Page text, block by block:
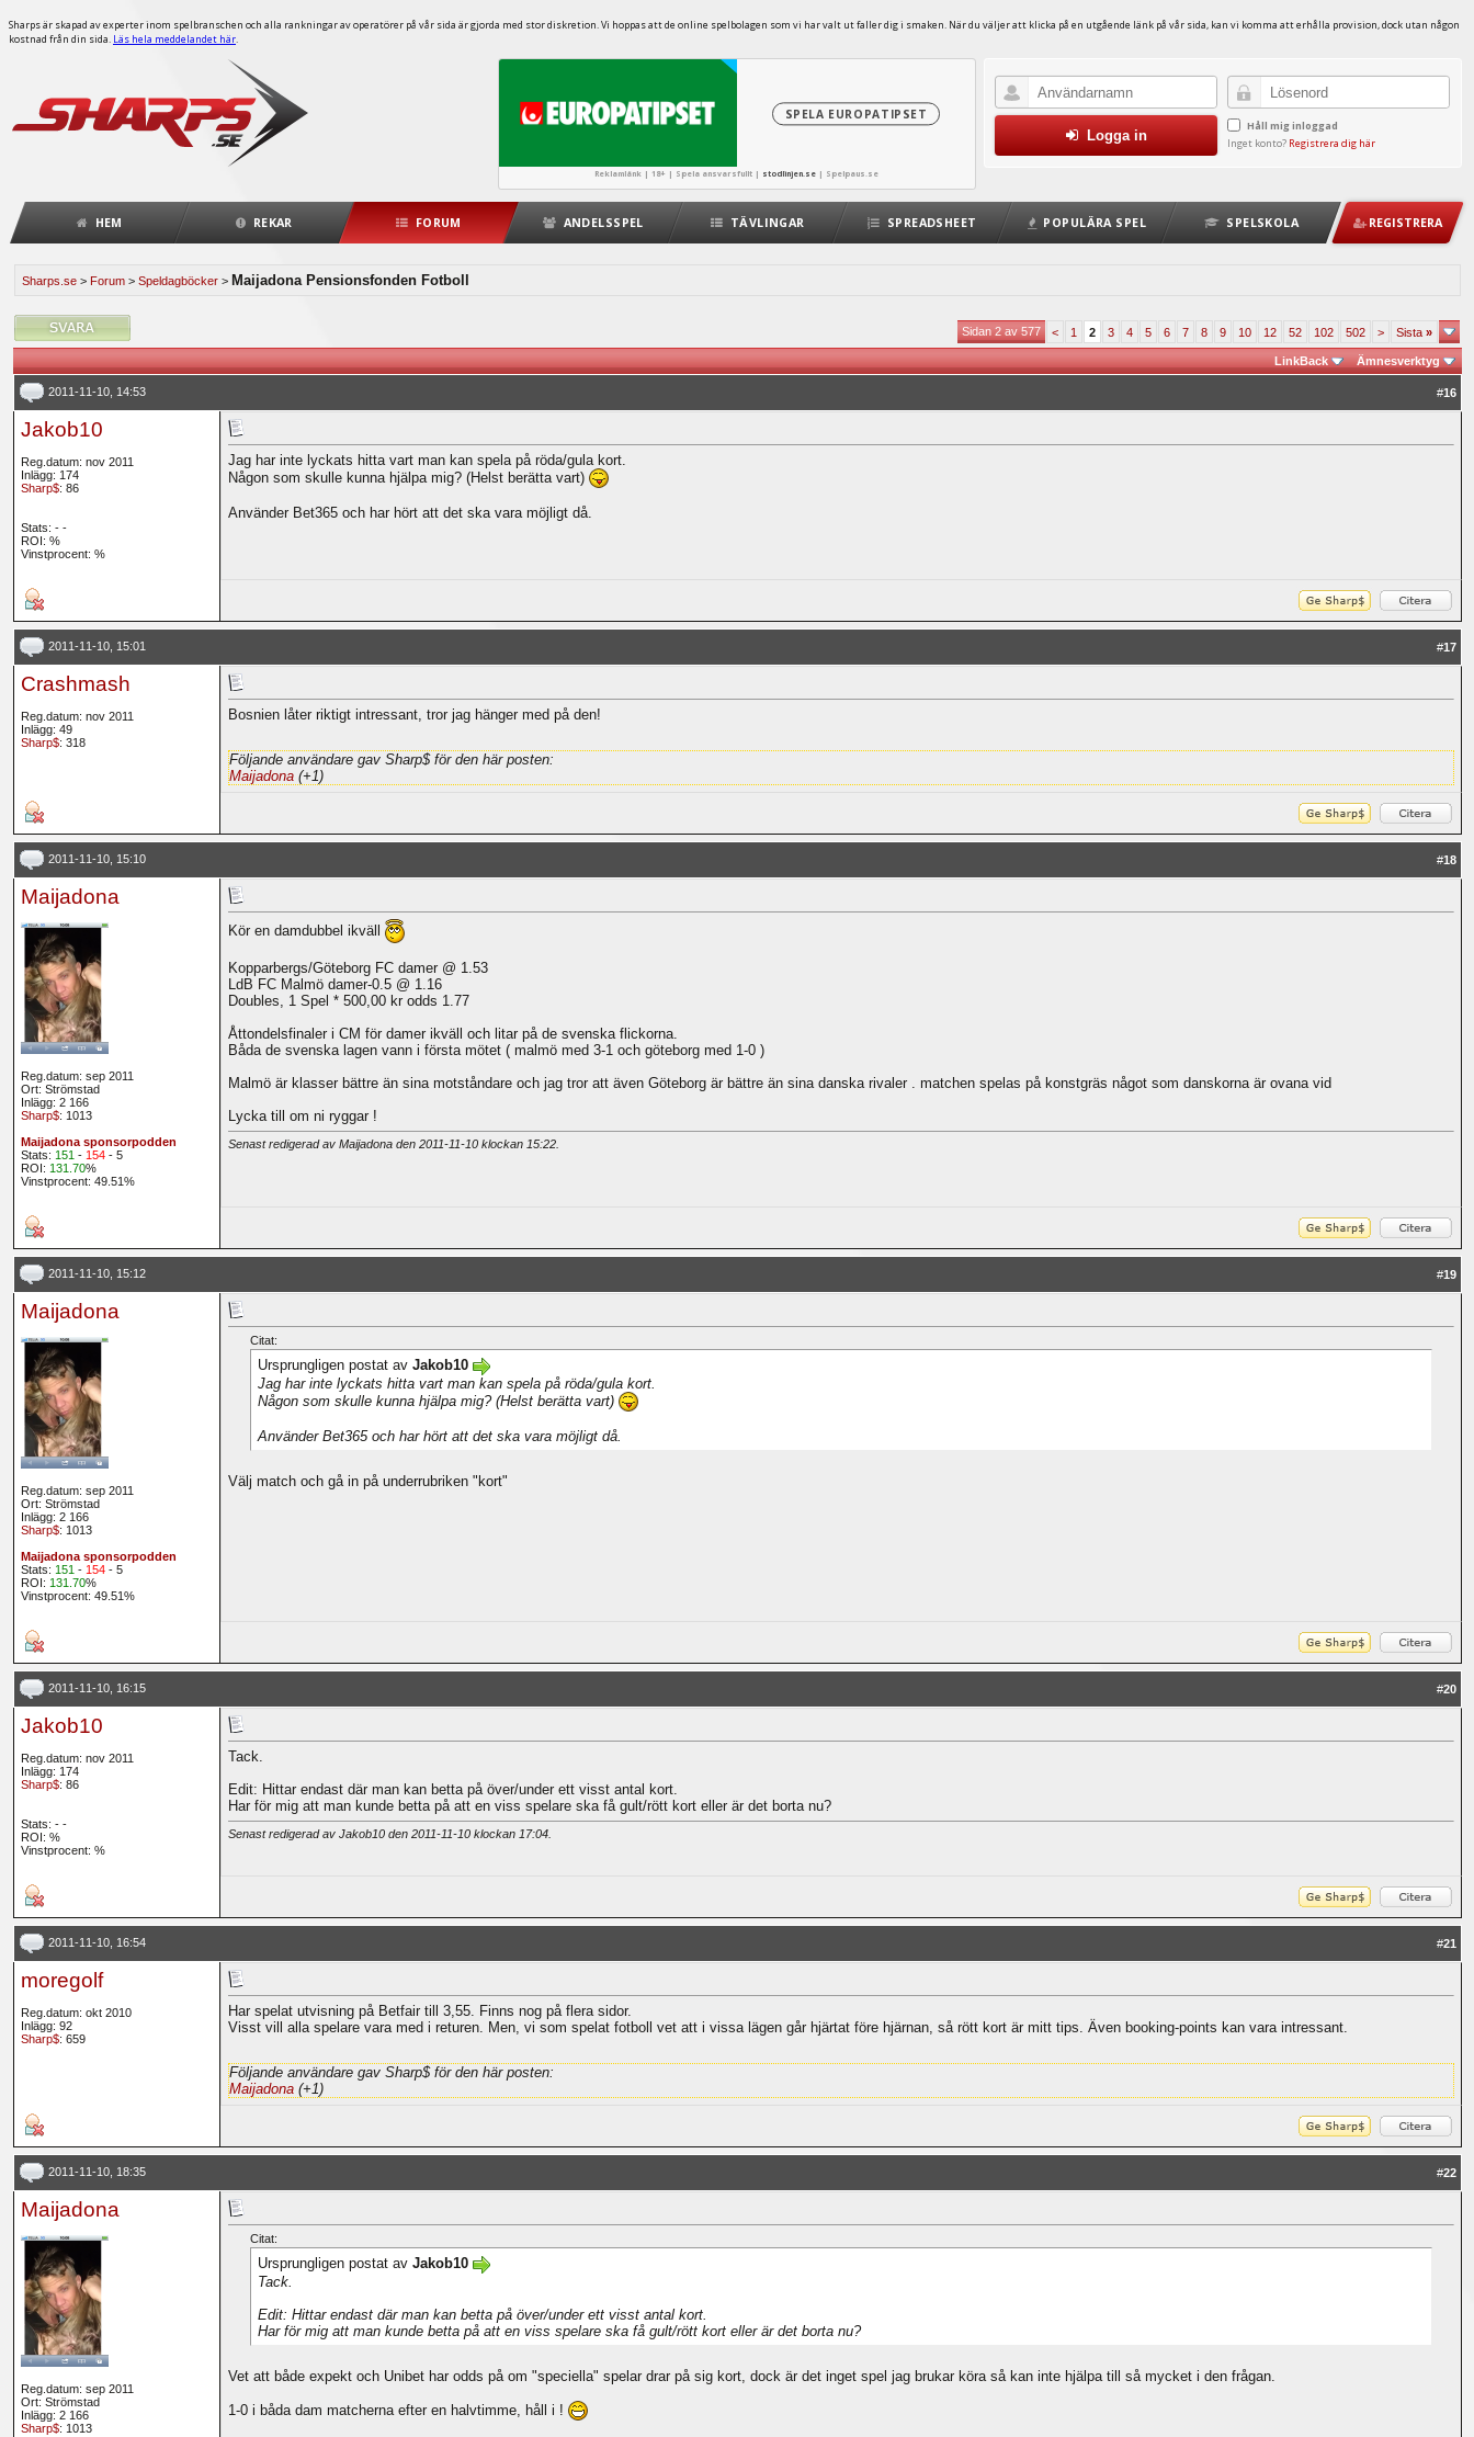
Sharps är skapad av experter inom spelbranschen och alla rankningar av operatörer på vår sida är gjorda med stor diskretion. Vi hoppas att de online spelbolagen som vi har valt ut faller dig i smaken. När du väljer att klicka på en utgående länk på vår sida, kan vi komma att erhålla provision, dock utan någon
kostnad från din sida. Läs hela meddelandet här.
SPELA EUROPATIPSET
Reklamlänk | 18+ | Spela ansvarsfullt | stodlinjen.se | Spelpaus.se
Håll mig inloggad
Inget konto? Registrera dig här
Logga in
HEM REKAR FORUM ANDELSSPEL TÄVLINGAR SPREADSHEET POPULÄRA SPEL SPELSKOLA REGISTRERA
Sharps.se > Forum > Speldagböcker > Maijadona Pensionsfonden Fotboll
Sidan 2 av 577 < 1 2 3 4 5 6 7 8 9 10 12 52 102 502 > Sista»
LinkBack Ämnesverktyg
2011-11-10, 14:53 #16
Jakob10
Reg.datum: nov 2011
Inlägg: 174
Sharp$: 86
Stats: - -
ROI: %
Vinstprocent: %
Jag har inte lyckats hitta vart man kan spela på röda/gula kort.
Någon som skulle kunna hjälpa mig? (Helst berätta vart)
Använder Bet365 och har hört att det ska vara möjligt då.
2011-11-10, 15:01 #17
Crashmash
Reg.datum: nov 2011
Inlägg: 49
Sharp$: 318
Bosnien låter riktigt intressant, tror jag hänger med på den!
Följande användare gav Sharp$ för den här posten:
Maijadona(+1)
2011-11-10, 15:10 #18
Maijadona
Reg.datum: sep 2011
Ort: Strömstad
Inlägg: 2 166
Sharp$: 1013
Maijadona sponsorpodden
Stats: 151 - 154- 5
ROI: 131.70%
Vinstprocent: 49.51%
Kör en damdubbel ikväll
Kopparbergs/Göteborg FC damer @ 1.53
LdB FC Malmö damer-0.5 @ 1.16
Doubles, 1 Spel * 500,00 kr odds 1.77
Åttondelsfinaler i CM för damer ikväll och litar på de svenska flickorna.
Båda de svenska lagen vann i första mötet ( malmö med 3-1 och göteborg med 1-0 )
Malmö är klasser bättre än sina motståndare och jag tror att även Göteborg är bättre än sina danska rivaler . matchen spelas på konstgräs något som danskorna är ovana vid
Lycka till om ni ryggar !
Senast redigerad av Maijadona den 2011-11-10 klockan 15:22.
2011-11-10, 15:12 #19
Maijadona
Reg.datum: sep 2011
Ort: Strömstad
Inlägg: 2 166
Sharp$: 1013
Maijadona sponsorpodden
Stats: 151 - 154- 5
ROI: 131.70%
Vinstprocent: 49.51%
Citat:
Ursprungligen postat av Jakob10
Jag har inte lyckats hitta vart man kan spela på röda/gula kort.
Någon som skulle kunna hjälpa mig? (Helst berätta vart)
Använder Bet365 och har hört att det ska vara möjligt då.
Välj match och gå in på underrubriken "kort"
2011-11-10, 16:15 #20
Jakob10
Reg.datum: nov 2011
Inlägg: 174
Sharp$: 86
Stats: - -
ROI: %
Vinstprocent: %
Tack.
Edit: Hittar endast där man kan betta på över/under ett visst antal kort.
Har för mig att man kunde betta på att en viss spelare ska få gult/rött kort eller är det borta nu?
Senast redigerad av Jakob10 den 2011-11-10 klockan 17:04.
2011-11-10, 16:54 #21
moregolf
Reg.datum: okt 2010
Inlägg: 92
Sharp$: 659
Har spelat utvisning på Betfair till 3,55. Finns nog på flera sidor.
Visst vill alla spelare vara med i returen. Men, vi som spelat fotboll vet att i vissa lägen går hjärtat före hjärnan, så rött kort är mitt tips. Även booking-points kan vara intressant.
Följande användare gav Sharp$ för den här posten:
Maijadona(+1)
2011-11-10, 18:35 #22
Maijadona
Reg.datum: sep 2011
Ort: Strömstad
Inlägg: 2 166
Sharp$: 1013
Citat:
Ursprungligen postat av Jakob10
Tack.
Edit: Hittar endast där man kan betta på över/under ett visst antal kort.
Har för mig att man kunde betta på att en viss spelare ska få gult/rött kort eller är det borta nu?
Vet att både expekt och Unibet har odds på om "speciella" spelar drar på sig kort, dock är det inget spel jag brukar köra så kan inte hjälpa till så mycket i den frågan.
1-0 i båda dam matcherna efter en halvtimme, håll i !